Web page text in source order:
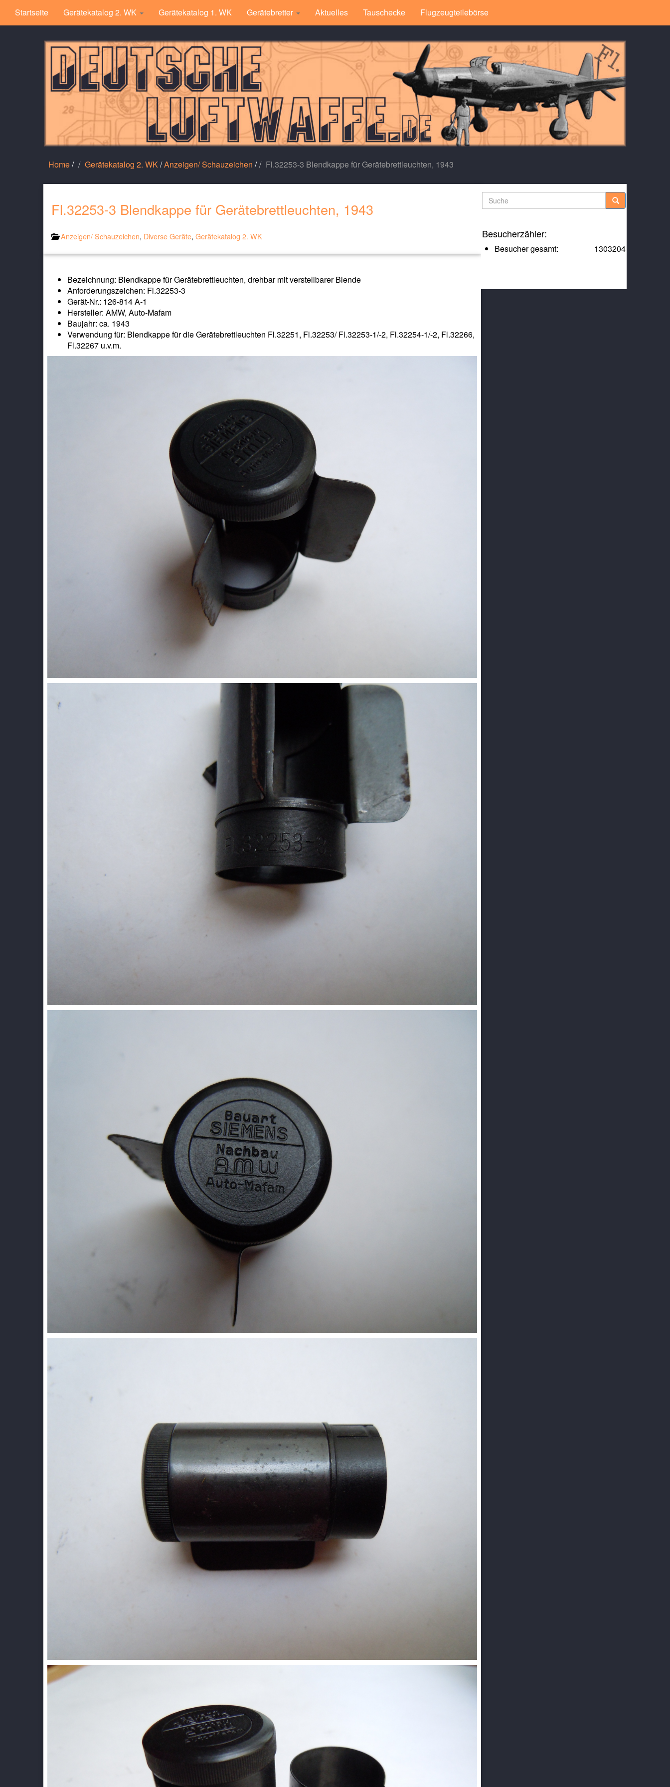
Startseite Gerätekatalog 2. WK Gerätekatalog 1. WK Gerätebretter Aktuelles Tauschecke Flugzeugteilebörse
Home/ Gerätekatalog 2. WK /Anzeigen/ Schauzeichen / Fl.32253-3 Blendkappe für Gerätebrettleuchten, 1943
Fl.32253-3 Blendkappe für Gerätebrettleuchten, 1943
Anzeigen/ Schauzeichen, Diverse Geräte, Gerätekatalog 2. WK
Bezeichnung: Blendkappe für Gerätebrettleuchten, drehbar mit verstellbarer Blende
Anforderungszeichen: Fl.32253-3
Gerät-Nr.: 126-814 A-1
Hersteller: AMW, Auto-Mafam
Baujahr: ca. 1943
Verwendung für: Blendkappe für die Gerätebrettleuchten Fl.32251, Fl.32253/ Fl.32253-1/-2, Fl.32254-1/-2, Fl.32266,
Fl.32267 u.v.m.
Suche
Besucherzähler:
1303204
Besucher gesamt: